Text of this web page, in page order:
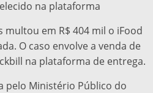
na plataforma
multou em R$ 404 mil o iFood
O caso envolve a venda de
na plataforma de entrega.
pelo Ministério Público do